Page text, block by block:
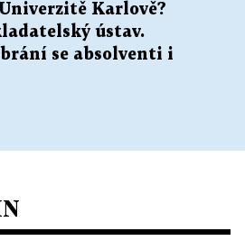
Karlově?
ústav.
se absolventi i